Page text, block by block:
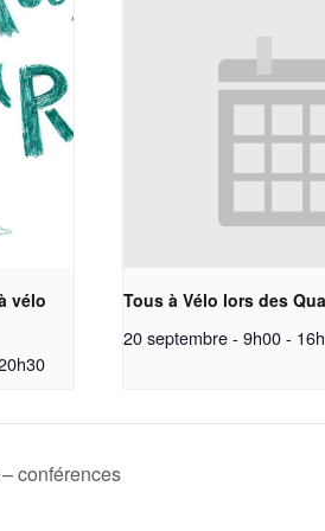
vélo
Tous à Vélo lors des
20 septembre - 9h00 -
conférences